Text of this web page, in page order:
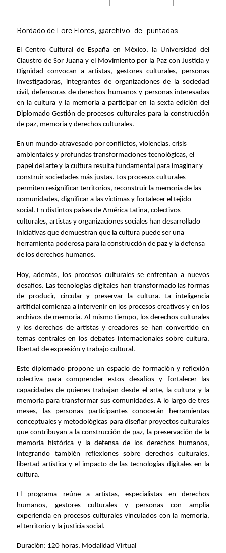
Bordado de Lore Flores, @archivo_de_puntadas
El Centro Cultural de España en México, la Universidad del
Claustro de Sor Juana y el Movimiento por la Paz con Justicia y
Dignidad convocan a artistas, gestores culturales, personas
investigadoras, integrantes de organizaciones de la sociedad
civil, defensoras de derechos humanos y personas interesadas
en la cultura y la memoria a participar en la sexta edición del
Diplomado Gestión de procesos culturales para la construcción
de paz, memoria y derechos culturales.
En un mundo atravesado por conflictos, violencias, crisis
ambientales y profundas transformaciones tecnológicas, el
papel del arte y la cultura resulta fundamental para imaginar y
construir sociedades más justas. Los procesos culturales
permiten resignificar territorios, reconstruir la memoria de las
comunidades, dignificar a las víctimas y fortalecer el tejido
social. En distintos países de América Latina, colectivos
culturales, artistas y organizaciones sociales han desarrollado
iniciativas que demuestran que la cultura puede ser una
herramienta poderosa para la construcción de paz y la defensa
de los derechos humanos.
Hoy, además, los procesos culturales se enfrentan a nuevos
desafíos. Las tecnologías digitales han transformado las formas
de producir, circular y preservar la cultura. La inteligencia
artificial comienza a intervenir en los procesos creativos y en los
archivos de memoria. Al mismo tiempo, los derechos culturales
y los derechos de artistas y creadores se han convertido en
temas centrales en los debates internacionales sobre cultura,
libertad de expresión y trabajo cultural.
Este diplomado propone un espacio de formación y reflexión
colectiva para comprender estos desafíos y fortalecer las
capacidades de quienes trabajan desde el arte, la cultura y la
memoria para transformar sus comunidades. A lo largo de tres
meses, las personas participantes conocerán herramientas
conceptuales y metodológicas para diseñar proyectos culturales
que contribuyan a la construcción de paz, la preservación de la
memoria histórica y la defensa de los derechos humanos,
integrando también reflexiones sobre derechos culturales,
libertad artística y el impacto de las tecnologías digitales en la
cultura.
El programa reúne a artistas, especialistas en derechos
humanos, gestores culturales y personas con amplia
experiencia en procesos culturales vinculados con la memoria,
el territorio y la justicia social.
Duración: 120 horas. Modalidad Virtual